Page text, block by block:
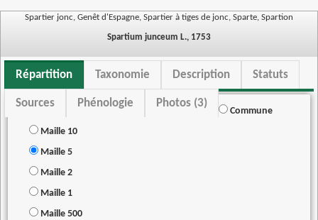
Spartier jonc, Genêt d'Espagne, Spartier à tiges de jonc, Sparte, Spartion
Spartium junceum L., 1753
Répartition Taxonomie Description Statuts
Sources Phénologie Photos (3)
Commune
Maille 10
Maille 5
Maille 2
Maille 1
Maille 500